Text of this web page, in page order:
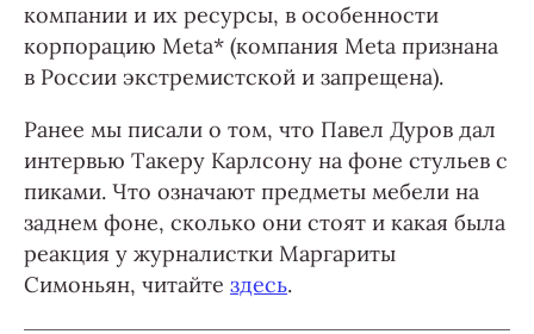
компании и их ресурсы, в особенности
корпорацию Meta* (компания Meta признана
в России экстремистской и запрещена).
Ранее мы писали о том, что Павел Дуров дал
интервью Такеру Карлсону на фоне стульев с
пиками. Что означают предметы мебели на
заднем фоне, сколько они стоят и какая была
реакция у журналистки Маргариты
Симоньян, читайте здесь.